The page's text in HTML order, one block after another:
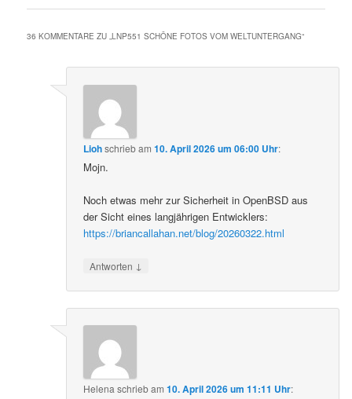
36 KOMMENTARE ZU „LNP551 SCHÖNE FOTOS VOM WELTUNTERGANG“
Liohschriebam10. April 2026 um 06:00 Uhr:
Mojn.
Noch etwas mehr zur Sicherheit in OpenBSD aus
der Sicht eines langjährigen Entwicklers:
https://briancallahan.net/blog/20260322.html
Antworten ↓
Helena schriebam10. April 2026 um 11:11 Uhr: